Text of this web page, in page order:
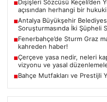
■Dışişleri Sözcüsü Keçeli’den
açısından herhangi bir
■Antalya Büyükşehir
Soruşturmasında İki Şüpheli
■Fenerbahçe’de Sturm Graz
kahreden haber!
■Çerçeve yasa nedir, neleri
vizyonu ve yasal
■Bahçe Mutfakları ve Prestijli